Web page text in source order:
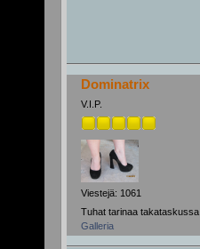
Dominatrix
V.I.P.
Viestejä: 1061
Tuhat tarinaa takataskussa
Galleria